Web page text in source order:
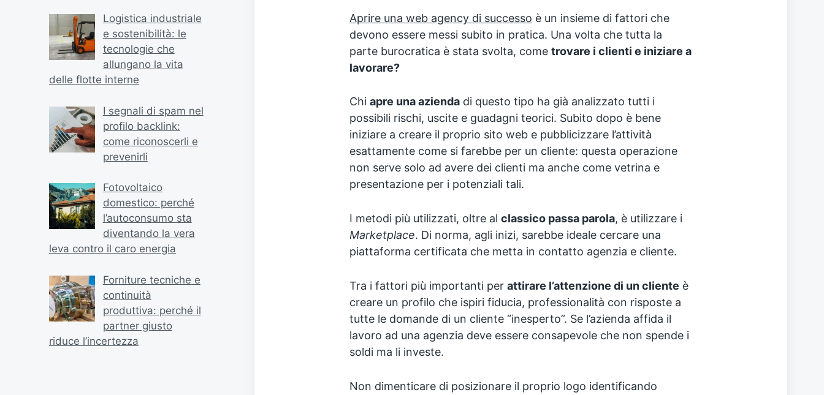
Logistica industriale
e sostenibilità: le
tecnologie che
allungano la vita
delle flotte interne
I segnali di spam nel
profilo backlink:
come riconoscerli e
prevenirli
Fotovoltaico
domestico: perché
l’autoconsumo sta
diventando la vera
leva contro il caro energia
Forniture tecniche e
continuità
produttiva: perché il
partner giusto
riduce l’incertezza
Aprire una web agency di successo è un insieme di fattori che
devono essere messi subito in pratica. Una volta che tutta la
parte burocratica è stata svolta, come trovare i clienti e iniziare a
lavorare?
Chi apre una aziendadi questo tipo ha già analizzato tutti i
possibili rischi, uscite e guadagni teorici. Subito dopo è bene
iniziare a creare il proprio sito web e pubblicizzare l’attività
esattamente come si farebbe per un cliente: questa operazione
non serve solo ad avere dei clienti ma anche come vetrina e
presentazione per i potenziali tali.
I metodi più utilizzati, oltre al classico passa parola, è utilizzare i
Marketplace. Di norma, agli inizi, sarebbe ideale cercare una
piattaforma certificata che metta in contatto agenzia e cliente.
Tra i fattori più importanti per attirare l’attenzione di un cliente è
creare un profilo che ispiri fiducia, professionalità con risposte a
tutte le domande di un cliente “inesperto”. Se l’azienda affida il
lavoro ad una agenzia deve essere consapevole che non spende i
soldi ma li investe.
Non dimenticare di posizionare il proprio logo identificando